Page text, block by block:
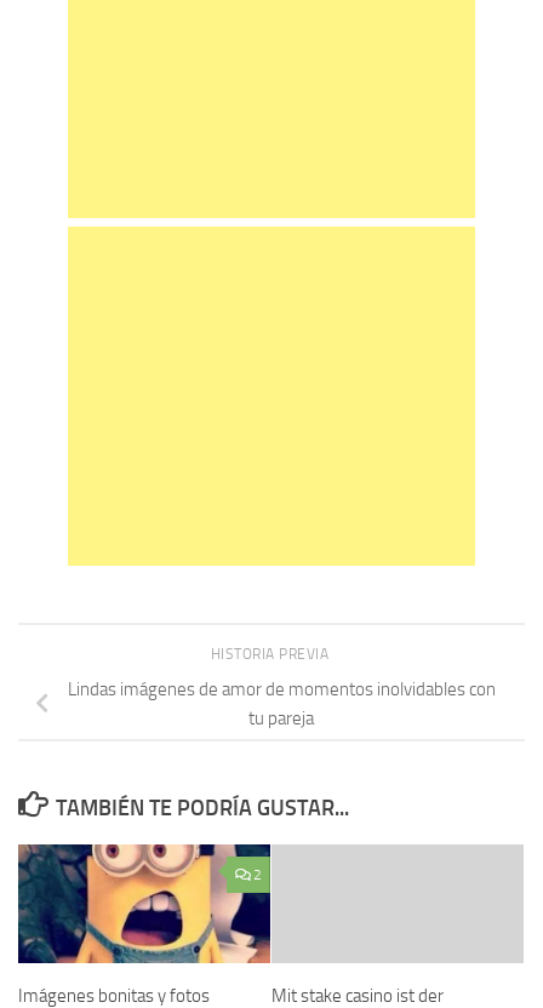
HISTORIA PREVIA
Lindas imágenes de amor de momentos inolvidables con
tu pareja
TAMBIÉN TE PODRÍA GUSTAR...
2
Imágenes bonitas y fotos Mit stake casino ist der